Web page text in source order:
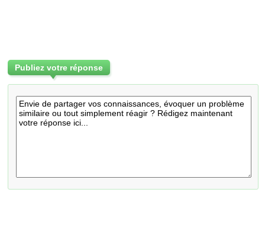
Publiez votre réponse